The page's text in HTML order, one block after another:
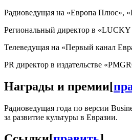
Радиоведущая на «Европа Плюс»,
Региональный директор в
Телеведущая на «Первый канал
PR директор в издательстве
Награды и премии[
Радиоведущая года по версии
за развитие культуры в Евразии.